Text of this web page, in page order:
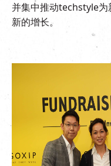
并集中推动techstyle
新的增长。